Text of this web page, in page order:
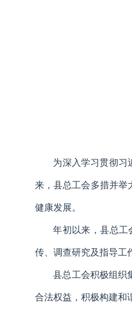
为深入学习贯彻习
来，县总工会多措并举
健康发展。
年初以来，县总工
传、调查研究及指导工
县总工会积极组织
合法权益，积极构建和